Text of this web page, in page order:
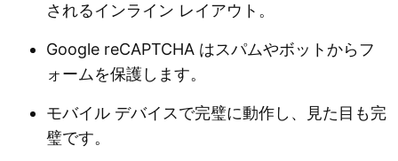
されるインライン レイアウト。
Google reCAPTCHA はスパムやボットからフ
ォームを保護します。
モバイル デバイスで完璧に動作し、見た目も完
璧です。